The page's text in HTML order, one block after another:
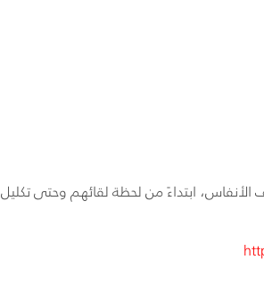
ابتداءً من لحظة لقائهم وحتى تكليل